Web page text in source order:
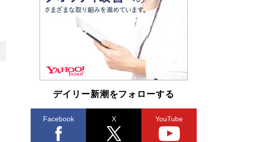
デイリー新潮をフォローする
Facebook X YouTube